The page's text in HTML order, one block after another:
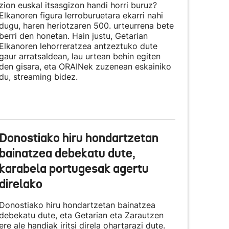
euskal itsasgizon handi horri buruz?
figura lerroburuetara ekarri nahi
haren heriotzaren 500. urteurrena bete
den honetan. Hain justu, Getarian
lehorreratzea antzeztuko dute
arratsaldean, lau urtean behin egiten
gisara, eta ORAINek zuzenean eskainiko
, streaming bidez.
hiru hondartzetan
debekatu dute,
portugesak agertu
hiru hondartzetan bainatzea
dute, eta Getarian eta Zarautzen
ale handiak iritsi direla ohartarazi dute.